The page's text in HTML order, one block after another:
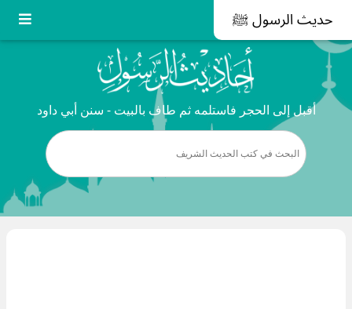
حديث الرسول ﷺ
أقبل إلى الحجر فاستلمه ثم طاف بالبيت - سنن أبي داود